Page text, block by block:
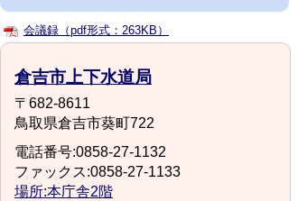
会議録（pdf形式：263KB）
倉吉市上下水道局
〒682-8611
鳥取県倉吉市葵町722
電話番号:0858-27-1132
ファックス:0858-27-1133
場所:本庁舎2階